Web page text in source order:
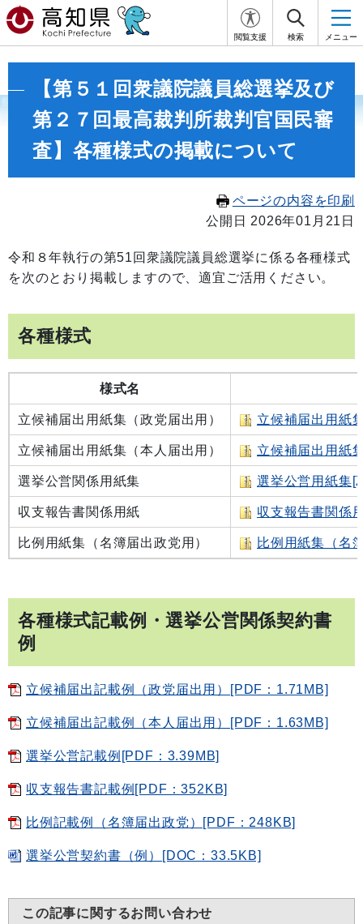
閲覧支援 検索 メニュー
【第５１回衆議院議員総選挙及び
第２７回最高裁判所裁判官国民審
査】各種様式の掲載について
ページの内容を印刷
公開日 2026年01月21日
令和８年執行の第51回衆議院議員総選挙に係る各種様式
を次のとおり掲載しますので、適宜ご活用ください。
各種様式
様式名
立候補届出用紙集（政党届出用） 立候補届出用紙
立候補届出用紙集（本人届出用） 立候補届出用紙
選挙公営関係用紙集 選挙公営用紙集
収支報告書関係用紙 収支報告書関係
比例用紙集（名簿届出政党用） 比例用紙集（名
各種様式記載例・選挙公営関係契約書
例
立候補届出記載例（政党届出用）[PDF：1.71MB]
立候補届出記載例（本人届出用）[PDF：1.63MB]
選挙公営記載例[PDF：3.39MB]
収支報告書記載例[PDF：352KB]
比例記載例（名簿届出政党）[PDF：248KB]
選挙公営契約書（例）[DOC：33.5KB]
この記事に関するお問い合わせ